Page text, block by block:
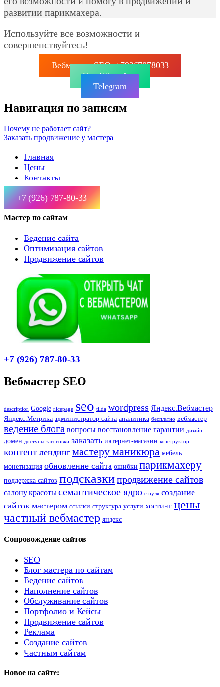
развитии парикмахера.
Используйте все возможности и
совершенствуйтесь!
Вебмастер SEO: +79267878033
Чат WhatsApp
Telegram
Навигация по записям
Почему не работает сайт?
Заказать продвижение у мастера
Главная
Цены
Контакты
+7 (926) 787-80-33
Мастер по сайтам
Ведение сайта
Оптимизация сайтов
Продвижение сайтов
+7 (926) 787-80-33
Вебмастер SEO
description Google nicepage seo tilda wordpress Яндекс.Вебмастер
Яндекс.Метрика администратор сайта аналитика бесплатно вебмастер
ведение блога вопросы восстановление гарантии дизайн
домен доступы загоговки заказать интернет-магазин конструктор
контент лендинг мастеру маникюра мебель
монетизация обновление сайта ошибки парикмахеру
поддержка сайтов подсказкипродвижение сайтов
салону красоты семантическое ядро с нуля создание
сайтов мастером ссылки структура услуги хостинг цены
частный вебмастер яндекс
Сопровождение сайтов
SEO
Блог мастера по сайтам
Ведение сайтов
Наполнение сайтов
Обслуживание сайтов
Портфолио и Кейсы
Продвижение сайтов
Реклама
Создание сайтов
Частным сайтам
Новое на сайте: